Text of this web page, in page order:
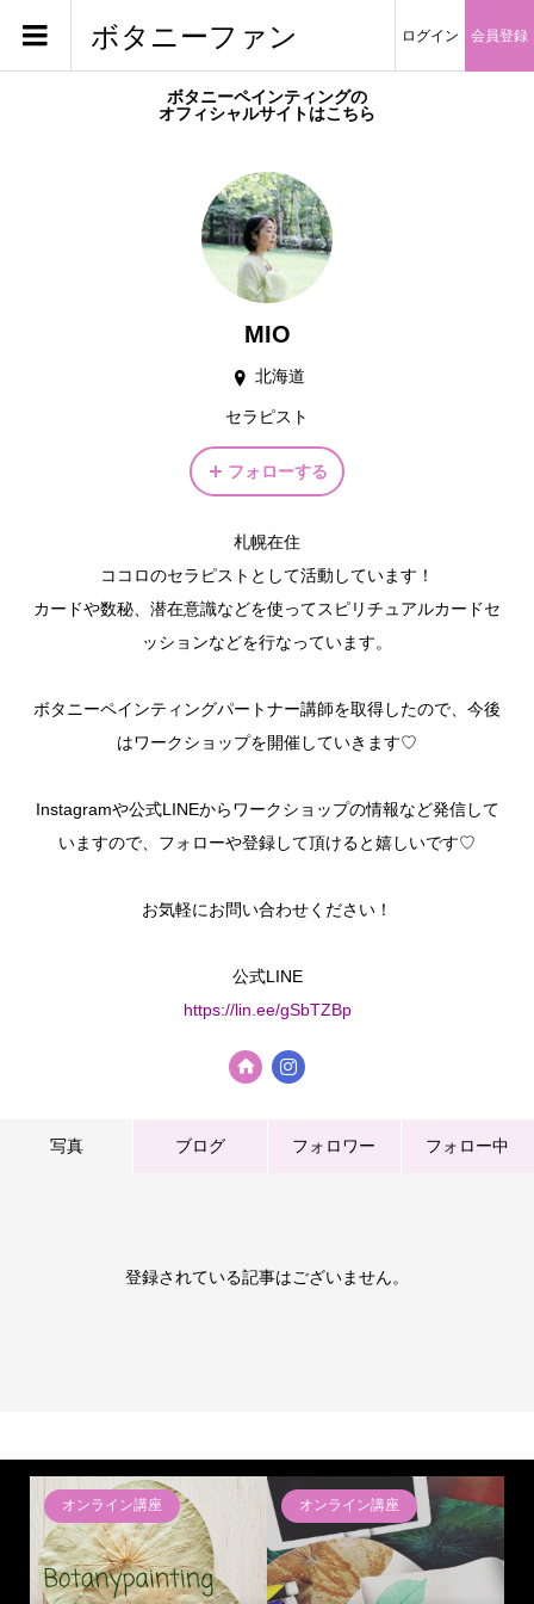
ボタニーファン ログイン 会員登録
ボタニーペインティングの
オフィシャルサイトはこちら
MIO
北海道
セラピスト
フォローする
札幌在住
ココロのセラピストとして活動しています！
カードや数秘、潜在意識などを使ってスピリチュアルカードセ
ッションなどを行なっています。
ボタニーペインティングパートナー講師を取得したので、今後
はワークショップを開催していきます♡
Instagramや公式LINEからワークショップの情報など発信して
いますので、フォローや登録して頂けると嬉しいです♡
お気軽にお問い合わせください！
公式LINE
https://lin.ee/gSbTZBp
写真 ブログ フォロワー フォロー中
登録されている記事はございません。
オンライン講座 オンライン講座